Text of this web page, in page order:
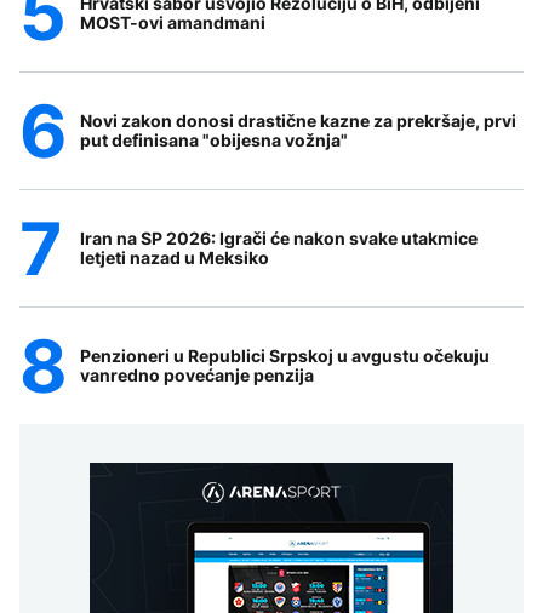
MOST-ovi amandmani
Novi zakon donosi drastične kazne za prekršaje, prvi
put definisana "obijesna vožnja"
Iran na SP 2026: Igrači će nakon svake utakmice
letjeti nazad u Meksiko
Penzioneri u Republici Srpskoj u avgustu očekuju
vanredno povećanje penzija